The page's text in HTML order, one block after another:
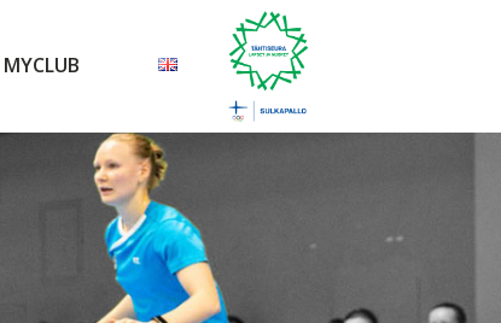
MYCLUB